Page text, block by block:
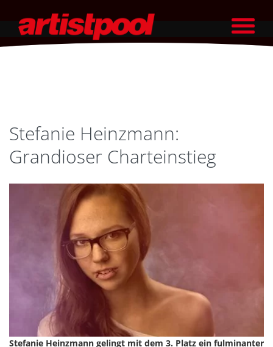
Stefanie Heinzmann:
Grandioser Charteinstieg
Stefanie Heinzmann gelingt mit dem 3. Platz ein fulminanter